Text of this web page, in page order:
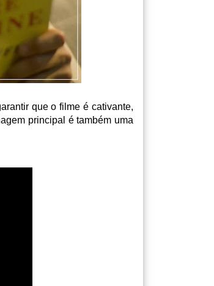
que o filme é cativante,
principal é também uma